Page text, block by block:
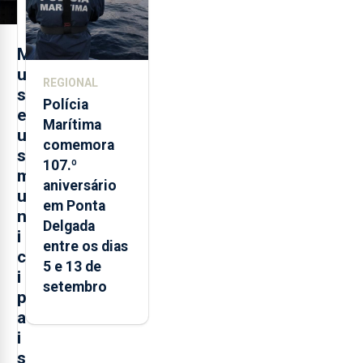
M
u
s
e
u
s
m
u
n
i
c
i
p
a
i
s
REGIONAL
Polícia
Marítima
comemora
107.º
aniversário
em Ponta
Delgada
entre os dias
5 e 13 de
setembro